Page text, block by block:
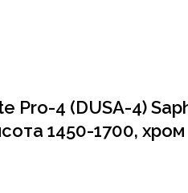
Pro-4 (DUSA-4)
1450-1700, хром